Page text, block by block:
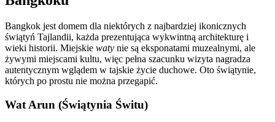
Bangkok jest domem dla niektórych z najbardziej ikonicznych
świątyń Tajlandii, każda prezentująca wykwintną architekturę i
wieki historii. Miejskie waty nie są eksponatami muzealnymi, ale
żywymi miejscami kultu, więc pełna szacunku wizyta nagradza
autentycznym wglądem w tajskie życie duchowe. Oto świątynie,
których po prostu nie można przegapić.
Wat Arun (Świątynia Świtu)